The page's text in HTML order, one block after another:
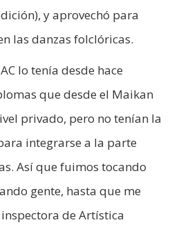
y aprovechó para
las danzas folclóricas.
lo tenía desde hace
que desde el Maikan
privado, pero no tenían la
integrarse a la parte
Así que fuimos tocando
gente, hasta que me
de Artística